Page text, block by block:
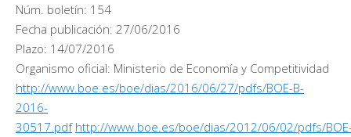
Núm. boletín: 154
Fecha publicación: 27/06/2016
Plazo: 14/07/2016
Organismo oficial: Ministerio de Economía y Competitividad
http://www.boe.es/boe/dias/2016/06/27/pdfs/BOE-B-
2016-
30517.pdf http://www.boe.es/boe/dias/2012/06/02/pdfs/